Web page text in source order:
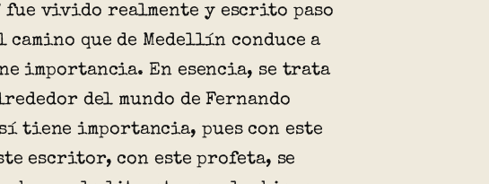
fue vivido realmente y escrito paso
camino que de Medellín conduce a
importancia. En esencia, se trata
del mundo de Fernando
sí tiene importancia, pues con este
escritor, con este profeta, se